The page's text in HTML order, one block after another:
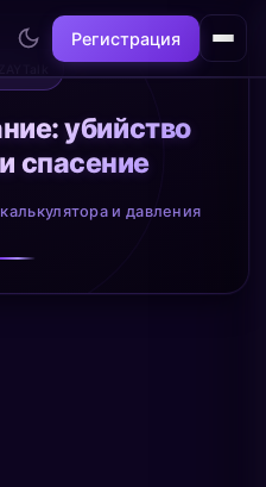
Регистрация
Нейронаука и
реальность
убийство
спасение
и давления